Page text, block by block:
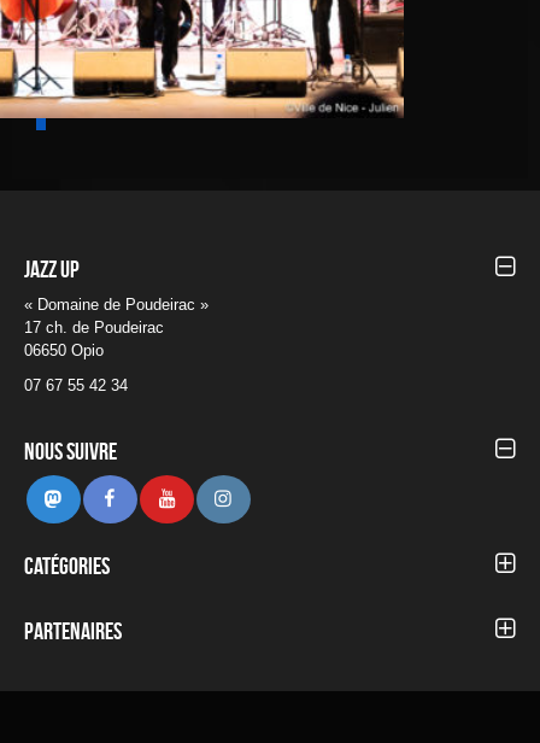
Jazz UP
« Domaine de Poudeirac »
17 ch. de Poudeirac
06650 Opio
07 67 55 42 34
Nous suivre
MastodonFacebookYoutube Instagram
Catégories
Blog
Concerts 2014
Partenaires